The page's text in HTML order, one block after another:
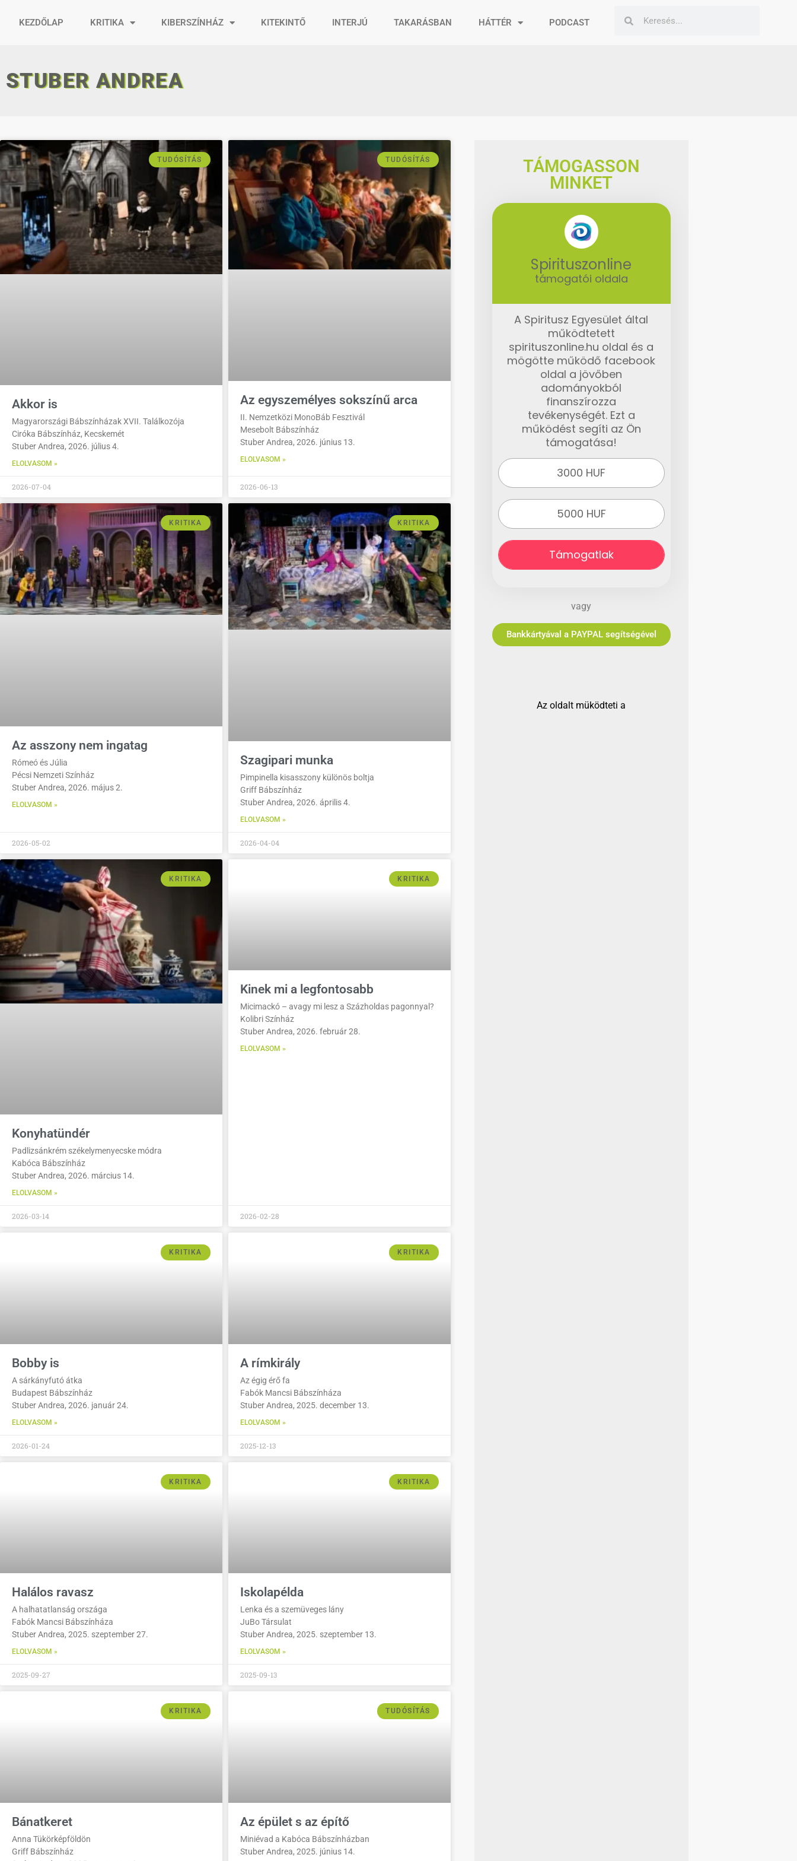
KEZDŐLAP KRITIKA KIBERSZÍNHÁZ KITEKINTŐ INTERJÚ TAKARÁSBAN HÁTTÉR PODCAST
STUBER ANDREA
TUDÓSÍTÁS
Akkor is
Magyarországi Bábszínházak XVII. Találkozója
Ciróka Bábszínház, Kecskemét
Stuber Andrea, 2026. július 4.
ELOLVASOM »
2026-07-04
TUDÓSÍTÁS
Az egyszemélyes sokszínű arca
II. Nemzetközi MonoBáb Fesztivál
Mesebolt Bábszínház
Stuber Andrea, 2026. június 13.
ELOLVASOM »
2026-06-13
KRITIKA
Az asszony nem ingatag
Rómeó és Júlia
Pécsi Nemzeti Színház
Stuber Andrea, 2026. május 2.
ELOLVASOM »
2026-05-02
KRITIKA
Szagipari munka
Pimpinella kisasszony különös boltja
Griff Bábszínház
Stuber Andrea, 2026. április 4.
ELOLVASOM »
2026-04-04
KRITIKA
Konyhatündér
Padlizsánkrém székelymenyecske módra
Kabóca Bábszínház
Stuber Andrea, 2026. március 14.
ELOLVASOM »
2026-03-14
KRITIKA
Kinek mi a legfontosabb
Micimackó – avagy mi lesz a Százholdas pagonnyal?
Kolibri Színház
Stuber Andrea, 2026. február 28.
ELOLVASOM »
2026-02-28
KRITIKA
Bobby is
A sárkányfutó átka
Budapest Bábszínház
Stuber Andrea, 2026. január 24.
ELOLVASOM »
2026-01-24
KRITIKA
A rímkirály
Az égig érő fa
Fabók Mancsi Bábszínháza
Stuber Andrea, 2025. december 13.
ELOLVASOM »
2025-12-13
KRITIKA
Halálos ravasz
A halhatatlanság országa
Fabók Mancsi Bábszínháza
Stuber Andrea, 2025. szeptember 27.
ELOLVASOM »
2025-09-27
KRITIKA
Iskolapélda
Lenka és a szemüveges lány
JuBo Társulat
Stuber Andrea, 2025. szeptember 13.
ELOLVASOM »
2025-09-13
KRITIKA
Bánatkeret
Anna Tükörképföldön
Griff Bábszínház
TUDÓSÍTÁS
Az épület s az építő
Miniévad a Kabóca Bábszínházban
Stuber Andrea, 2025. június 14.
TÁMOGASSON
MINKET
Spirituszonline
támogatói oldala
A Spiritusz Egyesület által
működtetett
spirituszonline.hu oldal és a
mögötte működő facebook
oldal a jövőben
adományokból
finanszírozza
tevékenységét. Ezt a
működést segíti az Ön
támogatása!
3000 HUF
5000 HUF
Támogatlak
vagy
Bankkártyával a PAYPAL segítségével
Az oldalt müködteti a